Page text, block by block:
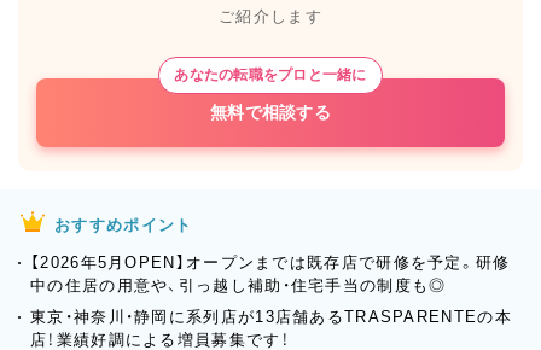
ご紹介します
あなたの転職をプロと一緒に
無料で相談する
おすすめポイント
【2026年5月OPEN】オープンまでは既存店で研修を予定。研修
中の住居の用意や、引っ越し補助・住宅手当の制度も◎
東京・神奈川・静岡に系列店が13店舗あるTRASPARENTEの本
店！業績好調による増員募集です！